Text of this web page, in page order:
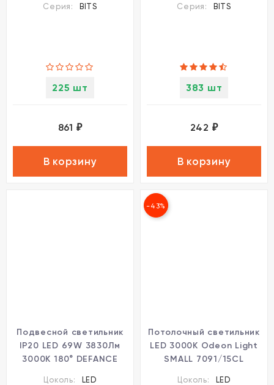
соединителя) Novotech
Серия: BITS
225 шт
861 ₽
В корзину
359118
Серия: BITS
383 шт
242 ₽
В корзину
Подвесной светильник
IP20 LED 69W 3830Лм
3000K 180° DEFANCE
Цоколь:
LED
-43%
Потолочный светильник
LED 3000K Odeon Light
SMALL 7091/15CL
Цоколь:
LED